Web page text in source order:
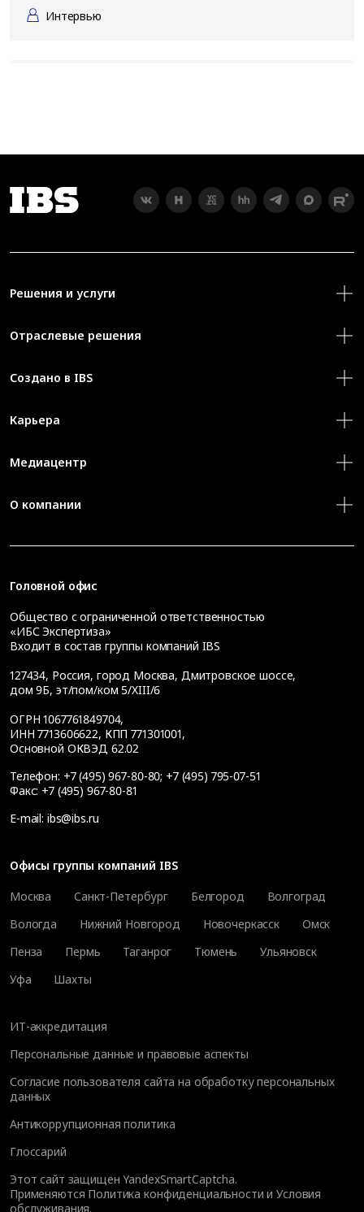
Интервью
Решения и услуги
Отраслевые решения
Создано в IBS
Карьера
Медиацентр
О компании
Головной офис
Общество с ограниченной ответственностью
«ИБС Экспертиза»
Входит в состав группы компаний IBS
127434, Россия, город Москва, Дмитровское шоссе,
дом 9Б, эт/пом/ком 5/XIII/6
ОГРН 1067761849704,
ИНН 7713606622, КПП 771301001,
Основной ОКВЭД 62.02
Телефон: +7 (495) 967-80-80; +7 (495) 795-07-51
Факс: +7 (495) 967-80-81
E-mail: ibs@ibs.ru
Офисы группы компаний IBS
Москва
Санкт-Петербург Белгород
Волгоград
Вологда
Нижний Новгород Новочеркасск
Омск
Пенза
Пермь Таганрог Тюмень
Ульяновск
Уфа
Шахты
ИТ-аккредитация
Персональные данные и правовые аспекты
Согласие пользователя сайта на обработку персональных
данных
Антикоррупционная политика
Глоссарий
Этот сайт защищен YandexSmartCaptcha.
Применяются Политика конфиденциальности иУсловия
обслуживания.